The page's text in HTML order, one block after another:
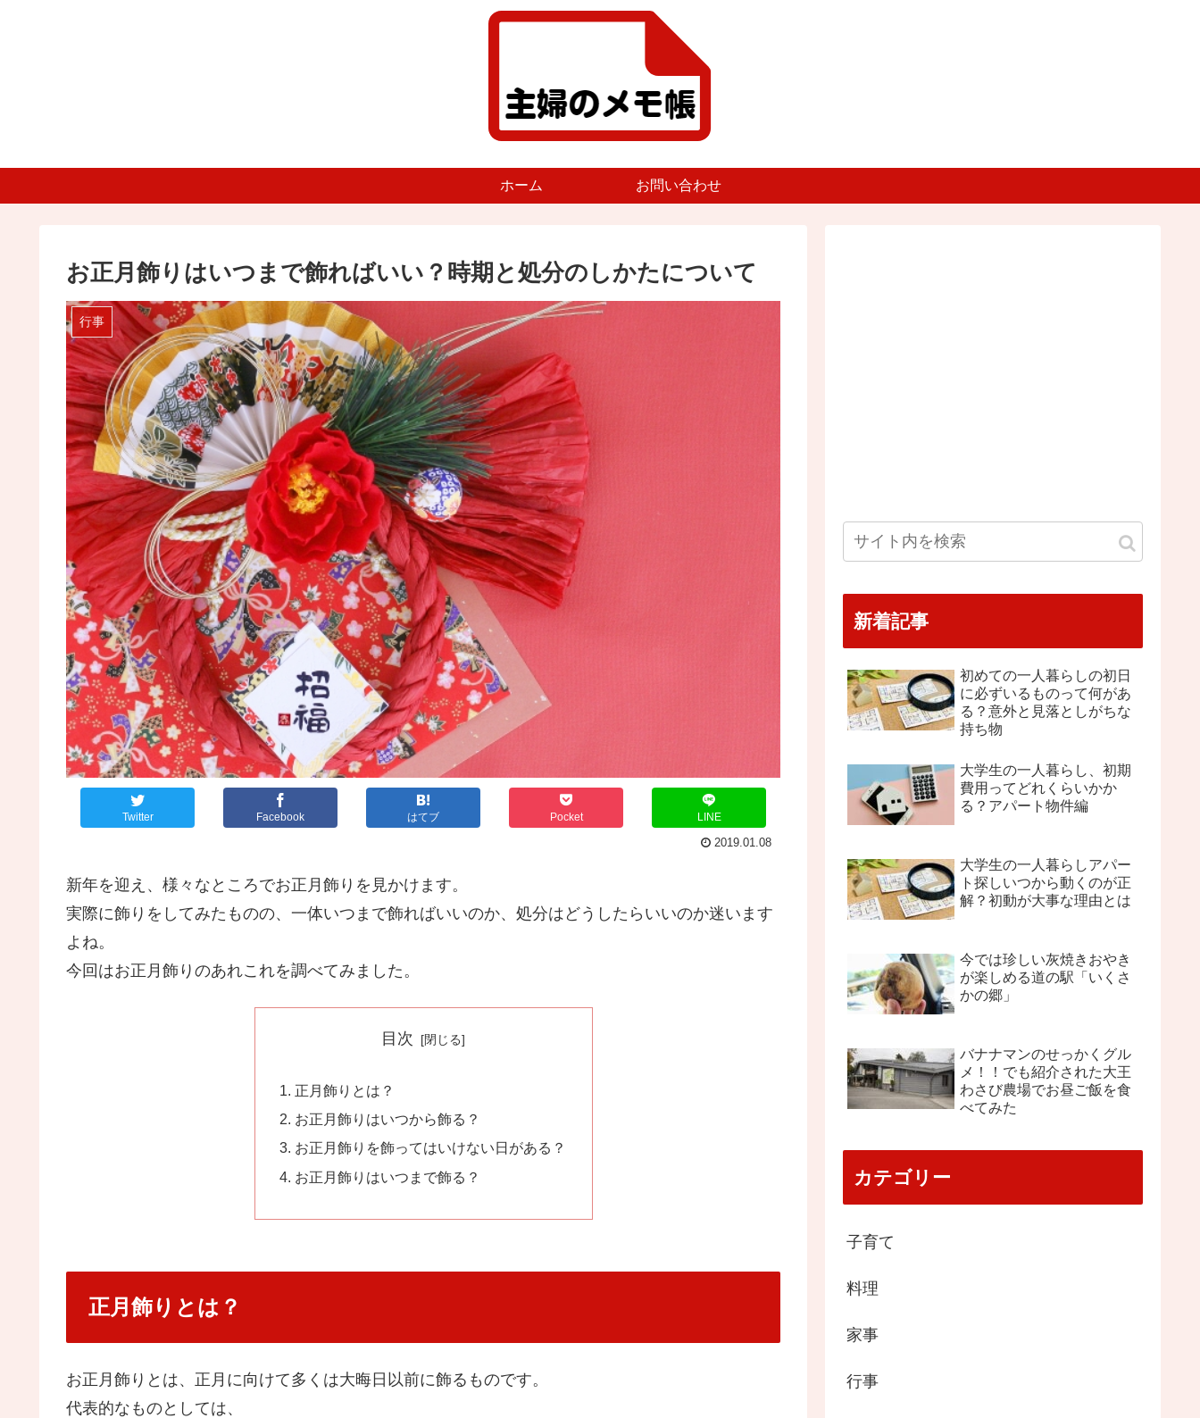
ホーム お問い合わせ
お正月飾りはいつまで飾ればいい？時期と処分のしかたについて
行事
Twitter Facebook はてブ Pocket LINE
2019.01.08
新年を迎え、様々なところでお正月飾りを見かけます。
実際に飾りをしてみたものの、一体いつまで飾ればいいのか、処分はどうしたらいいのか迷います
よね。
今回はお正月飾りのあれこれを調べてみました。
目次
正月飾りとは？
お正月飾りはいつから飾る？
お正月飾りを飾ってはいけない日がある？
お正月飾りはいつまで飾る？
正月飾りとは？
お正月飾りとは、正月に向けて多くは大晦日以前に飾るものです。
代表的なものとしては、
新着記事
初めての一人暮らしの初日
に必ずいるものって何があ
る？意外と見落としがちな
持ち物
大学生の一人暮らし、初期
費用ってどれくらいかか
る？アパート物件編
大学生の一人暮らしアパー
ト探しいつから動くのが正
解？初動が大事な理由とは
今では珍しい灰焼きおやき
が楽しめる道の駅「いくさ
かの郷」
バナナマンのせっかくグル
メ！！でも紹介された大王
わさび農場でお昼ご飯を食
べてみた
カテゴリー
子育て
料理
家事
行事